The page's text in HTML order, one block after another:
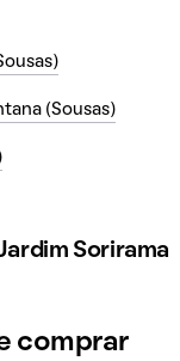
(Sousas)
Sorirama
comprar